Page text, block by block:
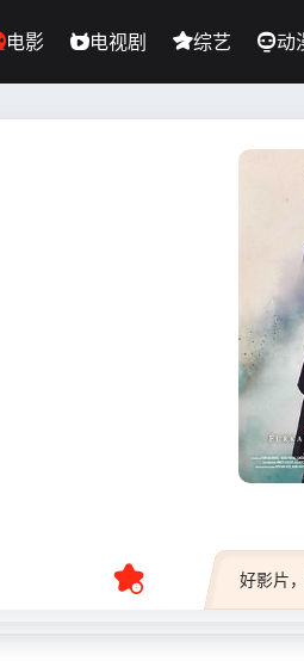
电影 电视剧 综艺 动
好影片